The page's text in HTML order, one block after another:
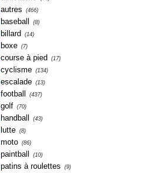
autres (466)
baseball (8)
billard (14)
boxe (7)
course à pied (17)
cyclisme (134)
escalade (13)
football (437)
golf (70)
handball (43)
lutte (8)
moto (86)
paintball (10)
patins à roulettes (9)